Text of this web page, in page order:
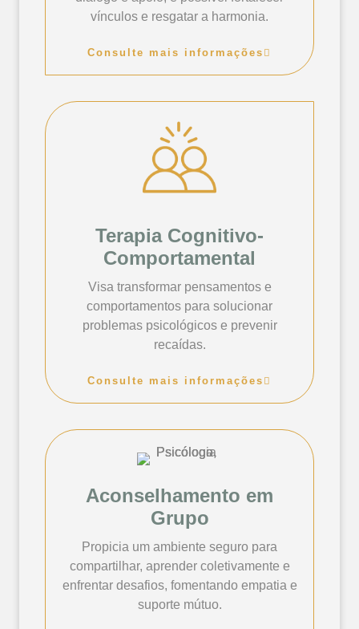
vínculos e resgatar a harmonia.
Consulte mais informações
Terapia Cognitivo-
Comportamental
Visa transformar pensamentos e
comportamentos para solucionar
problemas psicológicos e prevenir
recaídas.
Consulte mais informações
Aconselhamento em
Grupo
Propicia um ambiente seguro para
compartilhar, aprender coletivamente e
enfrentar desafios, fomentando empatia e
suporte mútuo.